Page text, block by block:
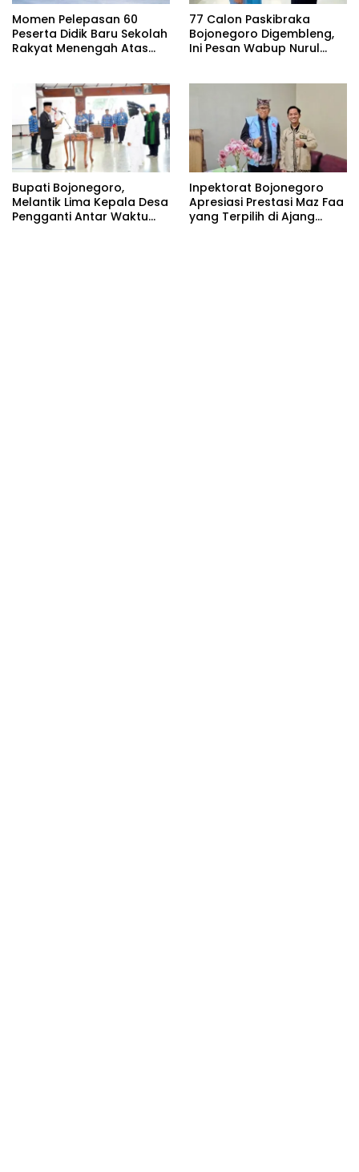
Momen Pelepasan 60
Peserta Didik Baru Sekolah
Rakyat Menengah Atas
77 Calon Paskibraka
Bojonegoro Digembleng,
Ini Pesan Wabup Nurul
Bupati Bojonegoro,
Melantik Lima Kepala Desa
Pengganti Antar Waktu
Inpektorat Bojonegoro
Apresiasi Prestasi Maz Faa
yang Terpilih di Ajang